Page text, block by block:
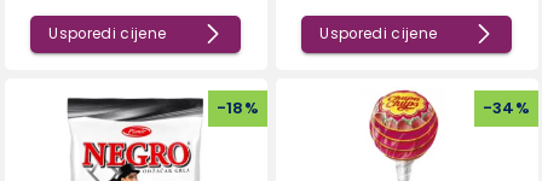
Usporedi cijene Usporedi cijene
-18% -34%